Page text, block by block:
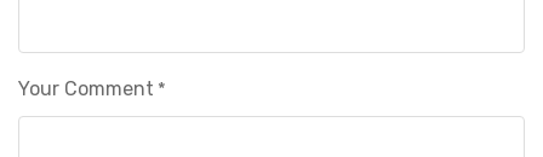
Your Comment *